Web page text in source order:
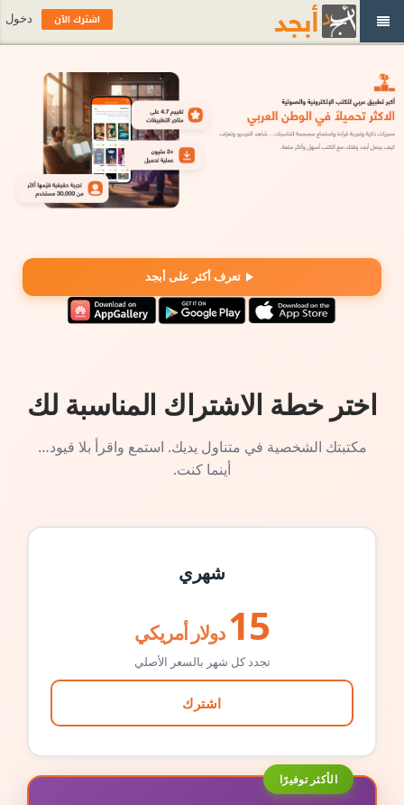
تعرف أكثر على أبجد
اختر خطة الاشتراك المناسبة لك
مكتبتك الشخصية في متناول يديك. استمع واقرأ بلا قيود…
أينما كنت.
شهري
15 دولار أمريكي
تجدد كل شهر بالسعر الأصلي
اشترك
الأكثر توفيرًا
اشترك الآن دخول